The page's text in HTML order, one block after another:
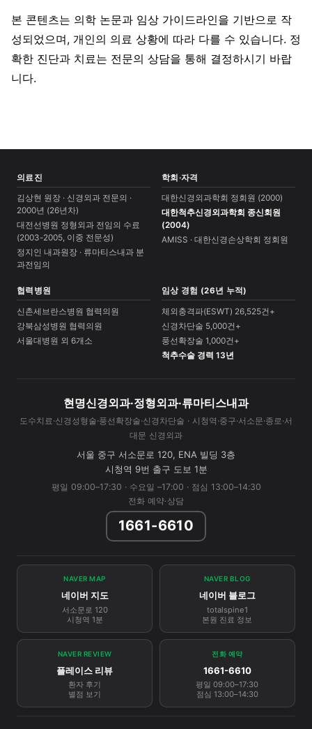
본 콘텐츠는 의학 논문과 임상 가이드라인을 기반으로 작
성되었으며, 개인의 의료 상황에 따라 다를 수 있습니다. 정
확한 진단과 치료는 전문의 상담을 통해 결정하시기 바랍
니다.
의료진
김상현 원장 · 신경외과 전문의 ·
2000년 (26년차)
대전선병원 정형외과 전임의 수료
(2003-2005, 이중 전문성)
정지인 내과원장 · 류마티스내과 분
과전임의
학회·자격
대한신경외과학회 정회원 (2000)
대한척추신경외과학회 종신회원
(2004)
AMISS · 대한신경손상학회 정회원
협력병원
신촌세브란스병원 협력의원
강북삼성병원 협력의원
서울대병원 외 6개소
임상 경험 (26년 누적)
체외충격파(ESWT) 26,525건+
신경차단술 5,000건+
풍선확장술 1,000건+
척추수술 경력 13년
현명신경외과·정형외과·류마티스내과
도수치료·신경성형술·풍선확장술·신경차단술 · 시청역·중구·서소문·종로·서
대문 신경외과
서울 중구 서소문로 120, ENA 빌딩 3층
시청역 9번 출구 도보 1분
평일 09:00–17:30 · 수요일 –17:00 · 점심 13:00–14:30
전화 예약·상담
1661-6610
NAVER MAP
네이버 지도
서소문로 120
시청역 1분
NAVER BLOG
네이버 블로그
totalspine1
본원 진료 정보
NAVER REVIEW
플레이스 리뷰
환자 후기
별점 보기
전화 예약
1661-6610
평일 09:00–17:30
점심 13:00–14:30